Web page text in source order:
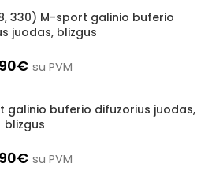
330) M-sport galinio buferio
juodas, blizgus
€ su PVM
galinio buferio difuzorius juodas,
blizgus
€ su PVM